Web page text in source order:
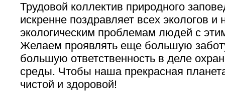
Трудовой коллектив природного
искренне поздравляет всех экологов
экологическим проблемам людей с
Желаем проявлять еще большую
большую ответственность в деле
среды. Чтобы наша прекрасная
чистой и здоровой!